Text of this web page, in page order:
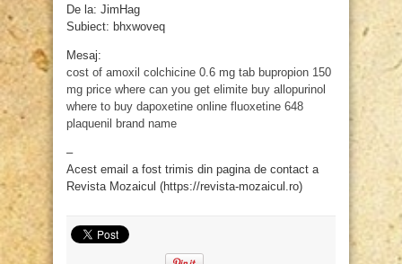
De la: JimHag
Subiect: bhxwoveq
Mesaj:
cost of amoxil colchicine 0.6 mg tab bupropion 150
mg price where can you get elimite buy allopurinol
where to buy dapoxetine online fluoxetine 648
plaquenil brand name
–
Acest email a fost trimis din pagina de contact a
Revista Mozaicul (https://revista-mozaicul.ro)